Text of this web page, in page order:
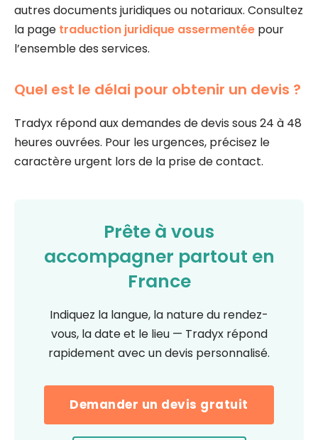
autres documents juridiques ou notariaux. Consultez
la page traduction juridique assermentée pour
l’ensemble des services.
Quel est le délai pour obtenir un devis ?
Tradyx répond aux demandes de devis sous 24 à 48
heures ouvrées. Pour les urgences, précisez le
caractère urgent lors de la prise de contact.
Prête à vous
accompagner partout en
France
Indiquez la langue, la nature du rendez-
vous, la date et le lieu — Tradyx répond
rapidement avec un devis personnalisé.
Demander un devis gratuit